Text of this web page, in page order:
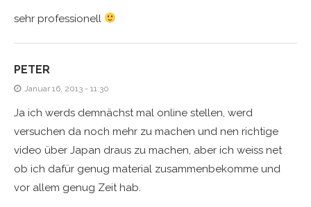
sehr professionell
PETER
Januar 16, 2013 - 11:30
Ja ich werds demnächst mal online stellen, werd
versuchen da noch mehr zu machen und nen richtige
video über Japan draus zu machen, aber ich weiss net
ob ich dafür genug material zusammenbekomme und
vor allem genug Zeit hab.